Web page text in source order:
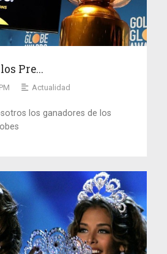
Pre...
Actualidad
los ganadores de los